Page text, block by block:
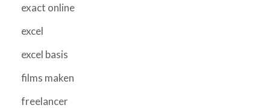
exact online
excel
excel basis
films maken
freelancer